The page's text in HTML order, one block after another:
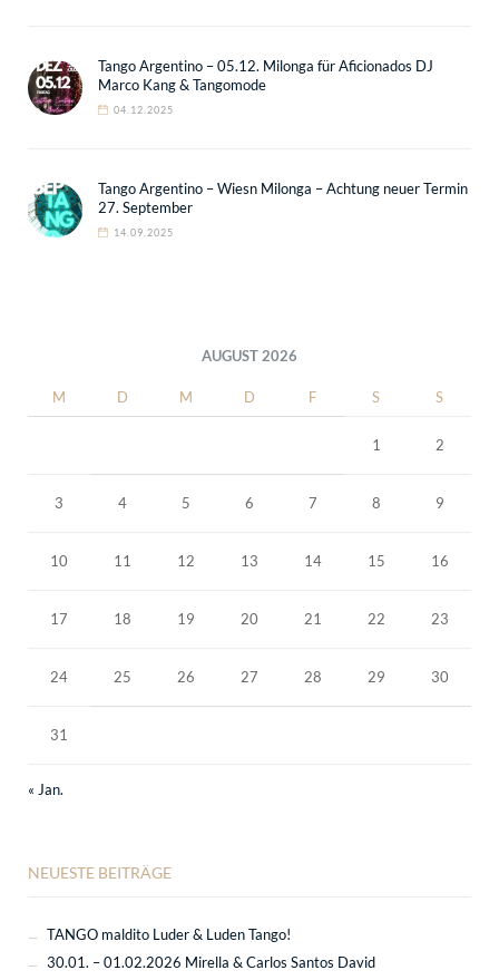
Tango Argentino – 05.12. Milonga für Aficionados DJ
Marco Kang & Tangomode
04.12.2025
Tango Argentino – Wiesn Milonga – Achtung neuer Termin
27. September
14.09.2025
AUGUST 2026
M D M D F S S
1 2
3 4 5 6 7 8 9
10 11 12 13 14 15 16
17 18 19 20 21 22 23
24 25 26 27 28 29 30
31
« Jan.
NEUESTE BEITRÄGE
TANGO maldito Luder & Luden Tango!
30.01. – 01.02.2026 Mirella & Carlos Santos David